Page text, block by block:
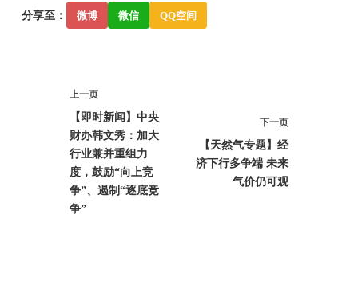
分享至： 微博 微信 QQ空间
上一页
【即时新闻】中央
财办韩文秀：加大
行业兼并重组力
度，鼓励“向上竞
争”、遏制“逐底竞
争”
下一页
【天然气专题】经
济下行多争端 未来
气价仍可观